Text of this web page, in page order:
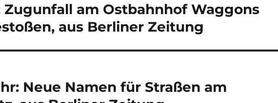
Zugunfall am Ostbahnhof Waggons
aus Berliner Zeitung
Neue Namen für Straßen am